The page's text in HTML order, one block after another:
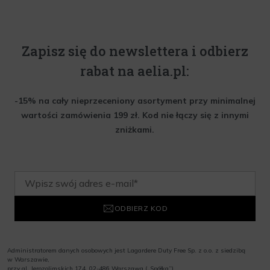
Zapisz się do newslettera i odbierz
rabat na aelia.pl:
-15% na cały nieprzeceniony asortyment przy minimalnej
wartości zamówienia 199 zł. Kod nie łączy się z innymi
zniżkami.
ODBIERZ KOD
Administratorem danych osobowych jest Lagardere Duty Free Sp. z o.o. z siedzibą
w Warszawie,
przy al. Jerozolimskich 174, 02-486 Warszawa („Spółka”)